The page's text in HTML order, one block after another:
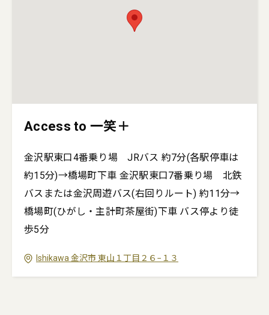
Access to 一笑＋
金沢駅東口4番乗り場 JRバス 約7分(各駅停車は
約15分)→橋場町下車 金沢駅東口7番乗り場 北鉄
バスまたは金沢周遊バス(右回りルート) 約11分→
橋場町(ひがし・主計町茶屋街)下車 バス停より徒
歩5分
Ishikawa 金沢市 東山１丁目２６−１３